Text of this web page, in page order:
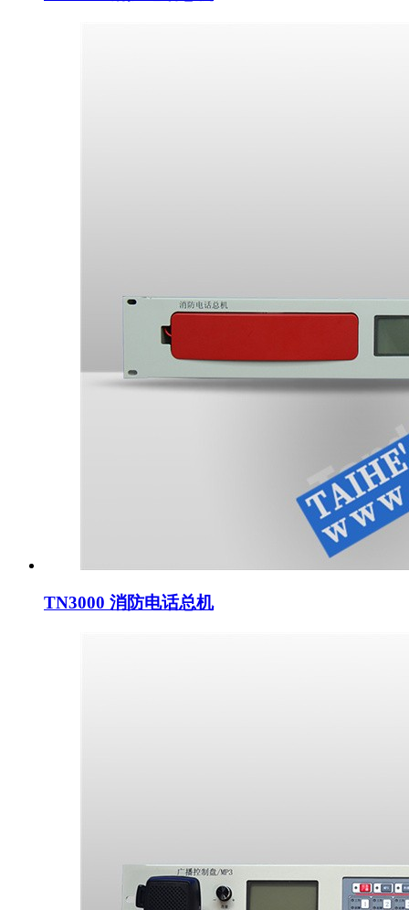
TN3000 消防电话总机